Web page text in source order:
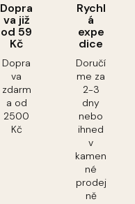
Dopra
va již
od 59
Kč
Dopra
va
zdarm
a od
2500
Kč
Rychl
á
expe
dice
Doručí
me za
2-3
dny
nebo
ihned
v
kamen
né
prodej
ně